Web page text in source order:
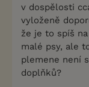
v dospělosti
vyloženě
že je to spíš
malé psy, ale
plemene není
doplňků?